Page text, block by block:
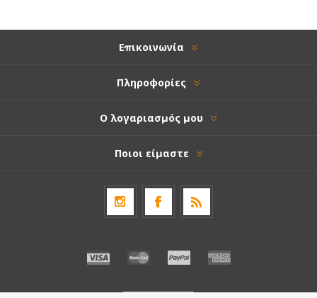
Επικοινωνία
Πληροφορίες
Ο λογαριασμός μου
Ποιοι είμαστε